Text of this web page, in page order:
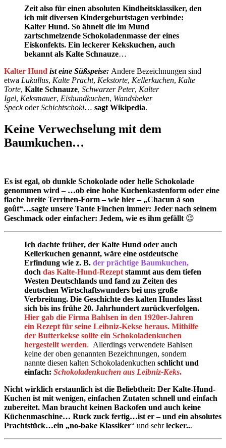
Zeit also für einen absoluten Kindheitsklassiker, den
ich mit diversen Kindergeburtstagen verbinde:
Kalter Hund. So ähnelt die im Mund
zartschmelzende Schokoladenmasse der eines
Eiskonfekts. Ein leckerer Kekskuchen, auch
bekannt als Kalte Schnauze…
Kalter Hund ist eine Süßspeise: Andere Bezeichnungen sind
etwa Lukullus, Kalte Pracht, Kekstorte, Kellerkuchen, Kalte
Torte, Kalte Schnauze, Schwarzer Peter, Kalter
Igel, Keksmauer, Eishundkuchen, Wandsbeker
SpeckoderSchichtschoki… sagt Wikipedia.
Keine Verwechselung mit dem
Baumkuchen…
Es ist egal, ob dunkle Schokolade oder helle Schokolade
genommen wird – …ob eine hohe Kuchenkastenform oder eine
flache breite Terrinen-Form – wie hier – „Chacun à son
goût“…sagte unsere Tante Finchen immer: Jeder nach seinem
Geschmack oder einfacher: Jedem, wie es ihm gefällt 😉
Ich dachte früher, der Kalte Hund oder auch
Kellerkuchen genannt, wäre eine ostdeutsche
Erfindung wie z. B. der prächtige Baumkuchen,
doch das Kalte-Hund-Rezept stammt aus dem tiefen
Westen Deutschlands und fand zu Zeiten des
deutschen Wirtschaftswunders bei uns große
Verbreitung. Die Geschichte des kalten Hundes lässt
sich bis ins frühe 20. Jahrhundert zurückverfolgen.
Hier gab die Firma Bahlsen in den 1920er-Jahren
ein Rezept für seine Leibniz-Kekse heraus. Mithilfe
der Butterkekse sollte ein Schokoladenkuchen
hergestellt werden. Allerdings verwendete Bahlsen
keine der oben genannten Bezeichnungen, sondern
nannte diesen kalten Schokoladenkuchen schlicht und
einfach: Schokoladenkuchen aus Leibniz-Keks.
Nicht wirklich erstaunlich ist die Beliebtheit: Der Kalte-Hund-
Kuchen ist mit wenigen, einfachen Zutaten schnell und einfach
zubereitet. Man braucht keinen Backofen und auch keine
Küchenmaschine… Ruck zuck fertig…ist er – und ein absolutes
Prachtstück…ein „no-bake Klassiker“ und sehrlecker...